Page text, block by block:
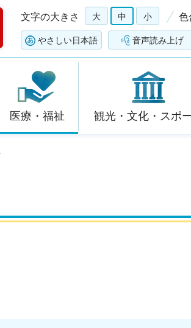
文字の大きさ 大 中 小 色
やさしい日本語 音声読み上げ
医療・福祉 観光・文化・スポ